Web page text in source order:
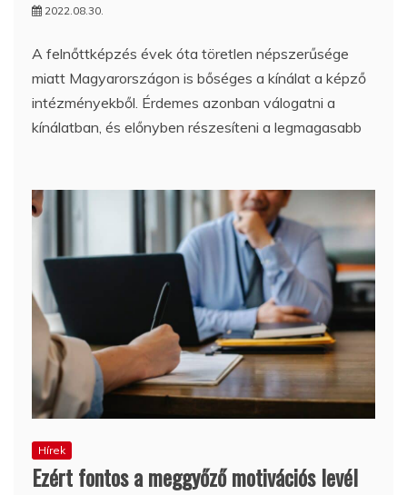
2022.08.30.
A felnőttképzés évek óta töretlen népszerűsége
miatt Magyarországon is bőséges a kínálat a képző
intézményekből. Érdemes azonban válogatni a
kínálatban, és előnyben részesíteni a legmagasabb
Hírek
Ezért fontos a meggyőző motivációs levél